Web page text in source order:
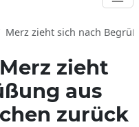
Merz zieht sich nach
Merz zieht
aus
zurück